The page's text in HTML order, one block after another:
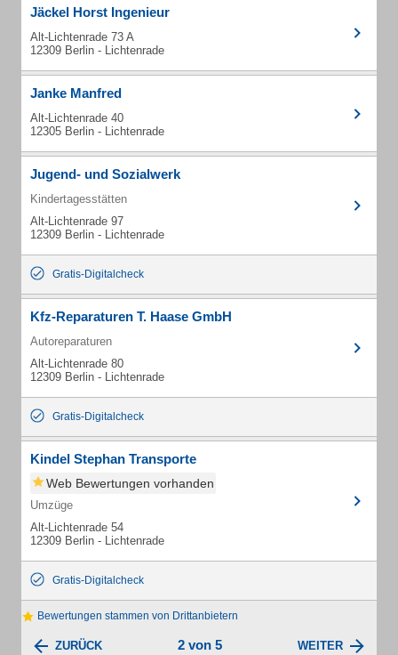
Jäckel Horst Ingenieur
Alt-Lichtenrade 73 A
12309 Berlin - Lichtenrade
Janke Manfred
Alt-Lichtenrade 40
12305 Berlin - Lichtenrade
Jugend- und Sozialwerk
Kindertagesstätten
Alt-Lichtenrade 97
12309 Berlin - Lichtenrade
Gratis-Digitalcheck
Kfz-Reparaturen T. Haase GmbH
Autoreparaturen
Alt-Lichtenrade 80
12309 Berlin - Lichtenrade
Gratis-Digitalcheck
Kindel Stephan Transporte
Web Bewertungen vorhanden
Umzüge
Alt-Lichtenrade 54
12309 Berlin - Lichtenrade
Gratis-Digitalcheck
Bewertungen stammen von Drittanbietern
ZURÜCK 2 von 5 WEITER